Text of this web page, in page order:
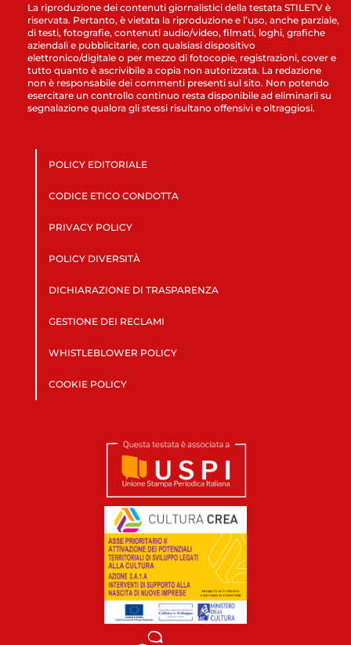
La riproduzione dei contenuti giornalistici della testata STILETV è
riservata. Pertanto, è vietata la riproduzione e l’uso, anche parziale,
di testi, fotografie, contenuti audio/video, filmati, loghi, grafiche
aziendali e pubblicitarie, con qualsiasi dispositivo
elettronico/digitale o per mezzo di fotocopie, registrazioni, cover e
tutto quanto è ascrivibile a copia non autorizzata. La redazione
non è responsabile dei commenti presenti sul sito. Non potendo
esercitare un controllo continuo resta disponibile ad eliminarli su
segnalazione qualora gli stessi risultano offensivi e oltraggiosi.
POLICY EDITORIALE
CODICE ETICO CONDOTTA
PRIVACY POLICY
POLICY DIVERSITÀ
DICHIARAZIONE DI TRASPARENZA
GESTIONE DEI RECLAMI
WHISTLEBLOWER POLICY
COOKIE POLICY